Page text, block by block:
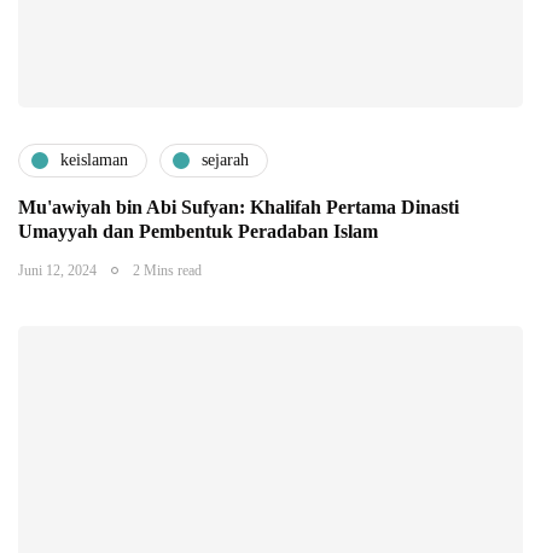
keislaman sejarah
Mu'awiyah bin Abi Sufyan: Khalifah Pertama Dinasti
Umayyah dan Pembentuk Peradaban Islam
Juni 12, 2024 2 Mins read